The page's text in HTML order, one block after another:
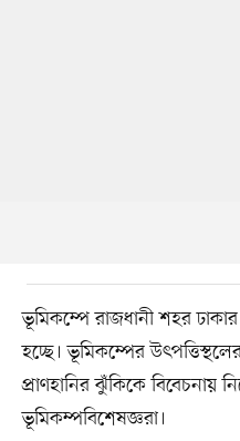
ভূমিকম্পে রাজধানী শহর
হচ্ছে। ভূমিকম্পের
প্রাণহানির ঝুঁকিকে বিবেচনায়
ভূমিকম্পবিশেষজ্ঞরা।